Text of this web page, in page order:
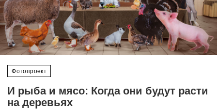
Фотопроект
И рыба и мясо: Когда они будут расти
на деревьях